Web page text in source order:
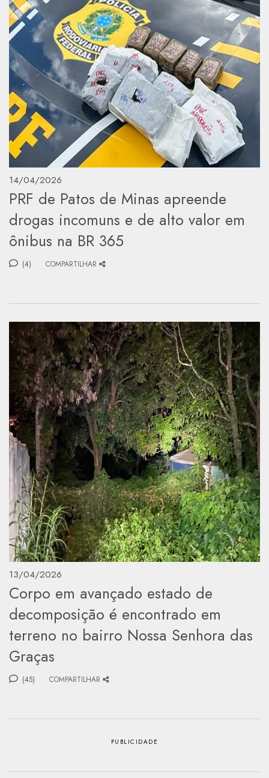
14/04/2026
PRF de Patos de Minas apreende
drogas incomuns e de alto valor em
ônibus na BR 365
(4) COMPARTILHAR
13/04/2026
Corpo em avançado estado de
decomposição é encontrado em
terreno no bairro Nossa Senhora das
Graças
(45) COMPARTILHAR